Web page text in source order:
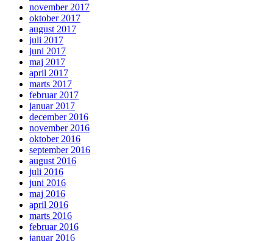
november 2017
oktober 2017
august 2017
juli 2017
juni 2017
maj 2017
april 2017
marts 2017
februar 2017
januar 2017
december 2016
november 2016
oktober 2016
september 2016
august 2016
juli 2016
juni 2016
maj 2016
april 2016
marts 2016
februar 2016
januar 2016